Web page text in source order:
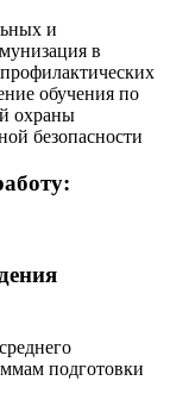
и
в
обучения по
охраны
безопасности
подготовки